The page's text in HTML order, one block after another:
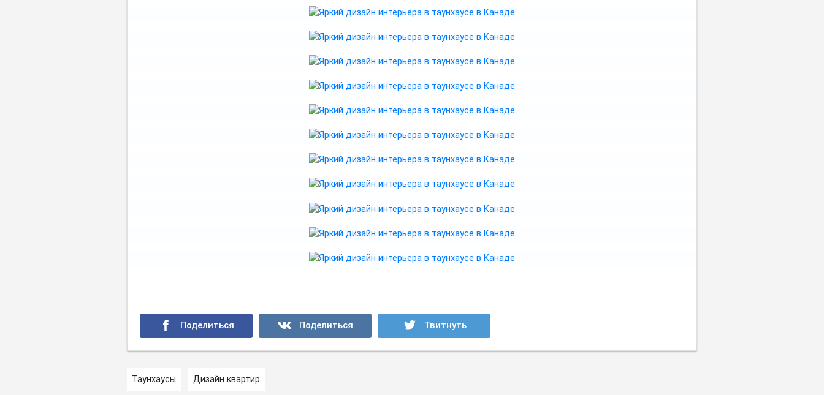
Таунхаусы Дизайн квартир